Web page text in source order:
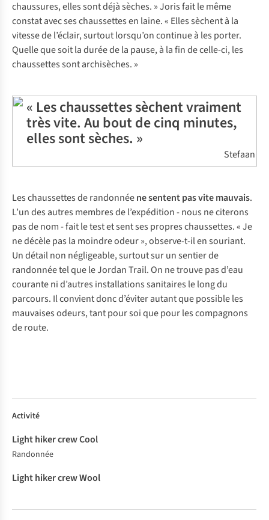
chaussures, elles sont déjà sèches. » Joris fait le même
constat avec ses chaussettes en laine. « Elles sèchent à la
vitesse de l’éclair, surtout lorsqu’on continue à les porter.
Quelle que soit la durée de la pause, à la fin de celle-ci, les
chaussettes sont archisèches. »
« Les chaussettes sèchent vraiment
très vite. Au bout de cinq minutes,
elles sont sèches. »
Stefaan
Les chaussettes de randonnéenesentent pas vite mauvais.
L’un des autres membres de l’expédition - nous ne citerons
pas de nom - fait le test et sent ses propres chaussettes. « Je
ne décèle pas la moindre odeur », observe-t-il en souriant.
Un détail non négligeable, surtout sur un sentier de
randonnée tel que le Jordan Trail. On ne trouve pas d’eau
courante ni d’autres installations sanitaires le long du
parcours. Il convient donc d’éviter autant que possible les
mauvaises odeurs, tant pour soi que pour les compagnons
de route.
crew
crew
Activité
Randonnée